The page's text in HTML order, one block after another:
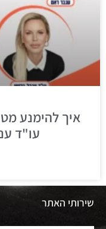
איך להימנע
עו"ד
שירותי האתר